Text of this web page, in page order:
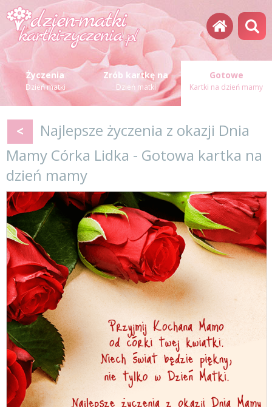
Życzenia
Dzień matki
Zrób kartkę na
Dzień matki
Gotowe
Kartki na dzień mamy
<
Najlepsze życzenia z okazji Dnia
Mamy Córka Lidka - Gotowa kartka na
dzień mamy